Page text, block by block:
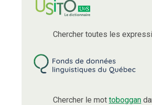
Chercher toutes les
Chercher le mot toboggan